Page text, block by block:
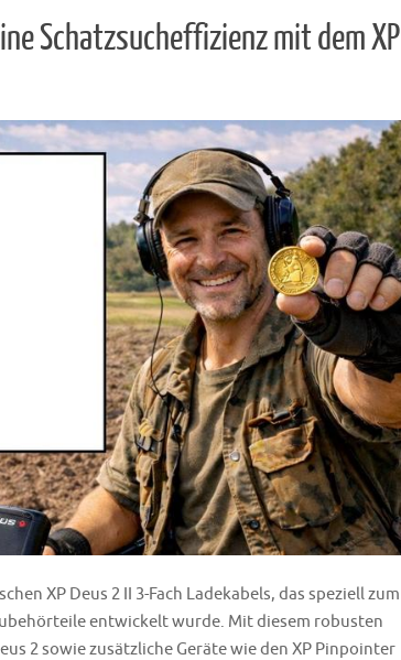
Schatzsucheffizienz mit dem XP
XP Deus 2 II 3-Fach Ladekabels, das speziell zum
entwickelt wurde. Mit diesem robusten
2 sowie zusätzliche Geräte wie den XP Pinpointer